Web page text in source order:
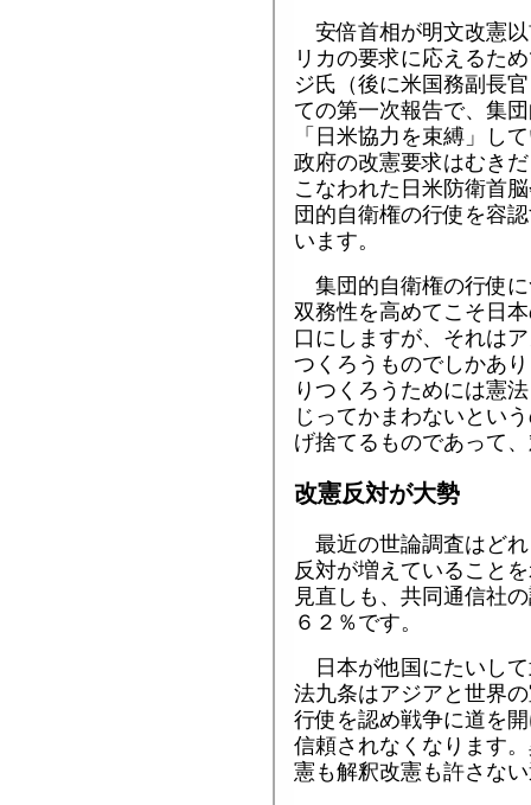
安倍首相が明文改憲
リカの要求に応えるた
ジ氏（後に米国務副長
ての第一次報告で、集
「日米協力を束縛」し
政府の改憲要求はむき
こなわれた日米防衛首
団的自衛権の行使を容
います。
集団的自衛権の行使
双務性を高めてこそ日
口にしますが、それは
つくろうものでしかあ
りつくろうためには憲
じってかまわないとい
げ捨てるものであって
改憲反対が大勢
最近の世論調査はど
反対が増えていること
見直しも、共同通信社
６２％です。
日本が他国にたいし
法九条はアジアと世界
行使を認め戦争に道を
信頼されなくなります
憲も解釈改憲も許さな